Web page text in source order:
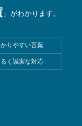
」がわかります。
りやすい言葉
く誠実な対応